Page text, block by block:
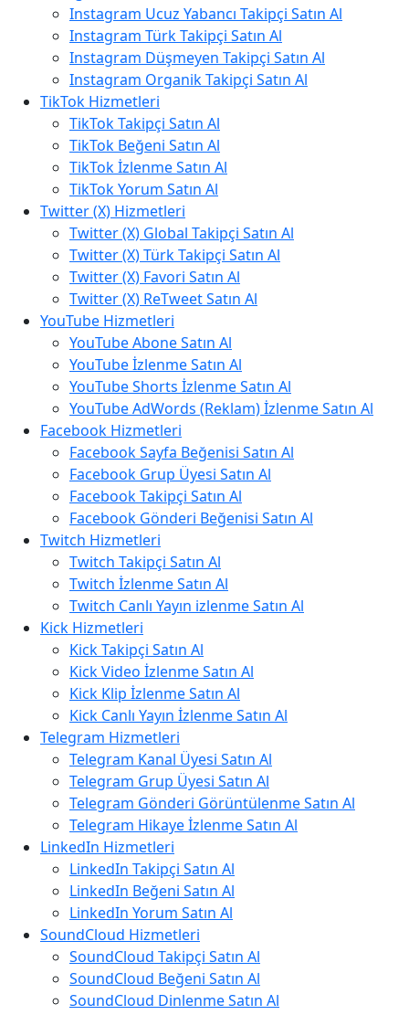
Instagram Ucuz Yabancı Takipçi Satın Al
Instagram Türk Takipçi Satın Al
Instagram Düşmeyen Takipçi Satın Al
Instagram Organik Takipçi Satın Al
TikTok Hizmetleri
TikTok Takipçi Satın Al
TikTok Beğeni Satın Al
TikTok İzlenme Satın Al
TikTok Yorum Satın Al
Twitter (X) Hizmetleri
Twitter (X) Global Takipçi Satın Al
Twitter (X) Türk Takipçi Satın Al
Twitter (X) Favori Satın Al
Twitter (X) ReTweet Satın Al
YouTube Hizmetleri
YouTube Abone Satın Al
YouTube İzlenme Satın Al
YouTube Shorts İzlenme Satın Al
YouTube AdWords (Reklam) İzlenme Satın Al
Facebook Hizmetleri
Facebook Sayfa Beğenisi Satın Al
Facebook Grup Üyesi Satın Al
Facebook Takipçi Satın Al
Facebook Gönderi Beğenisi Satın Al
Twitch Hizmetleri
Twitch Takipçi Satın Al
Twitch İzlenme Satın Al
Twitch Canlı Yayın izlenme Satın Al
Kick Hizmetleri
Kick Takipçi Satın Al
Kick Video İzlenme Satın Al
Kick Klip İzlenme Satın Al
Kick Canlı Yayın İzlenme Satın Al
Telegram Hizmetleri
Telegram Kanal Üyesi Satın Al
Telegram Grup Üyesi Satın Al
Telegram Gönderi Görüntülenme Satın Al
Telegram Hikaye İzlenme Satın Al
LinkedIn Hizmetleri
LinkedIn Takipçi Satın Al
LinkedIn Beğeni Satın Al
LinkedIn Yorum Satın Al
SoundCloud Hizmetleri
SoundCloud Takipçi Satın Al
SoundCloud Beğeni Satın Al
SoundCloud Dinlenme Satın Al